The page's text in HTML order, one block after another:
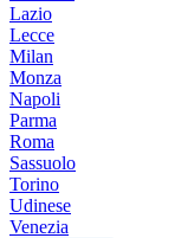
Lazio
Lecce
Milan
Monza
Napoli
Parma
Roma
Sassuolo
Torino
Udinese
Venezia